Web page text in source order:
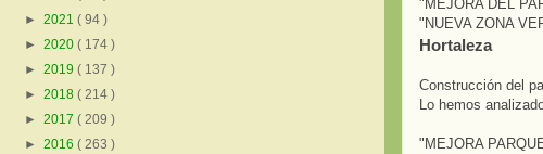
"MEJORA DEL
"NUEVA ZONA
Hortaleza
Construcción del
Lo hemos
"MEJORA
► 2021 ( 94 )
► 2020 ( 174 )
► 2019 ( 137 )
► 2018 ( 214 )
► 2017 ( 209 )
► 2016 ( 263 )